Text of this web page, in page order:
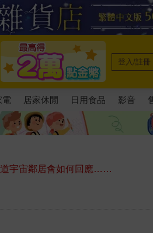
登入/註冊
電 居家休閒 日用食品 影音
道宇宙鄰居會如何回應……